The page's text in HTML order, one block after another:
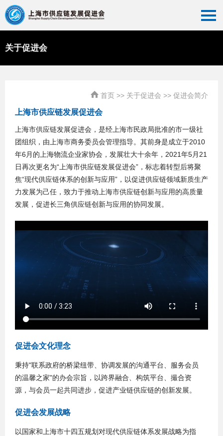
关于促进会
上海市供应链发展促进会
首页 >> 关于促进会 >> 促进会简介
上海市供应链发展促进会，是经上海市民政局批准的市一级社
团组织，由上海市商务委员会管理指导。其前身是成立于2010
年6月的上海物流企业家协会，发展壮大十余年，2021年5月21
日再次更名为“上海市供应链发展促进会”，标志着转型后将聚
焦“现代供应链体系的创新与应用”，以促进供应链领域新质生产
力发展为己任，致力于推动上海市供应链创新与应用的高质量
发展，促进长三角供应链创新与应用的协同发展。
促进会文化理念
秉持"联系政府的桥梁纽带、协调发展的沟通平台、服务会员
的温馨之家"的办会宗旨，以跨界融合、构筑平台、撮合资
源，与会员一起共同进步，促进产业链供应链的创新发展。
促进会发展战略
以国家和上海市十四五规划对现代供应链体系发展战略为指